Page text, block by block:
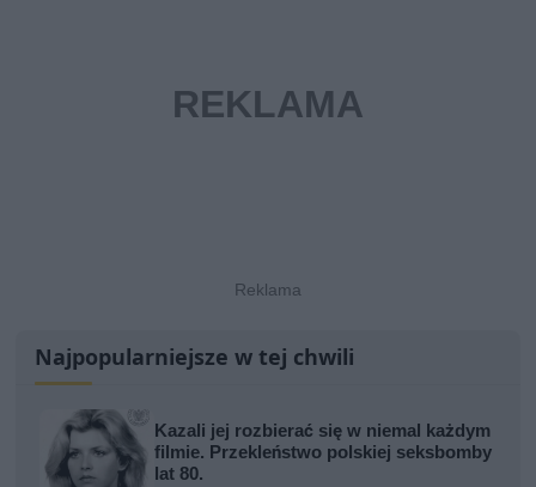
Najpopularniejsze w tej chwili
Kazali jej rozbierać się w niemal każdym
filmie. Przekleństwo polskiej seksbomby
lat 80.